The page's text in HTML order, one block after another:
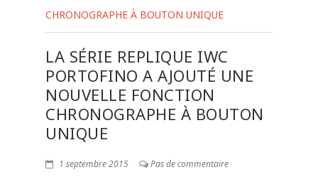
CHRONOGRAPHE À BOUTON UNIQUE
LA SÉRIE REPLIQUE IWC
PORTOFINO A AJOUTÉ UNE
NOUVELLE FONCTION
CHRONOGRAPHE À BOUTON
UNIQUE
1 septembre 2015 Pas de commentaire